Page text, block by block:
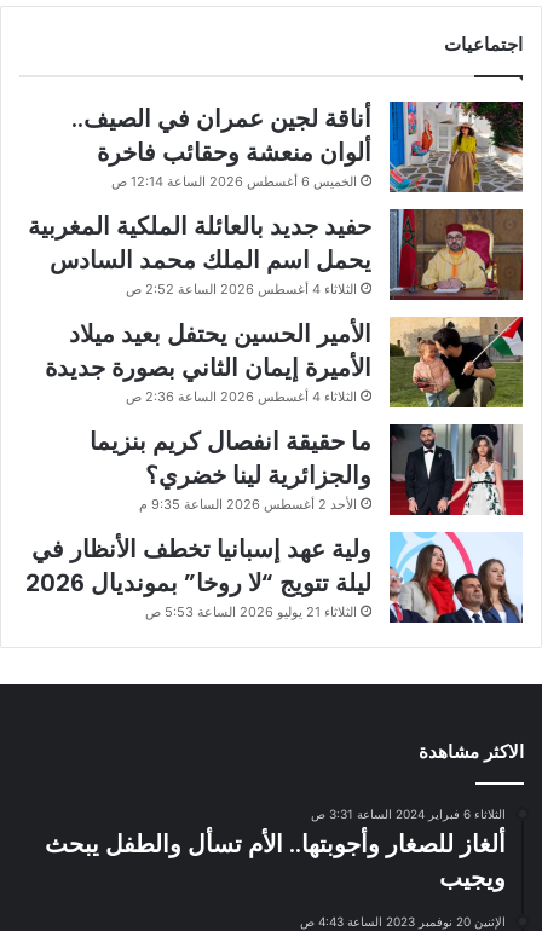
اجتماعيات
أناقة لجين عمران في الصيف..
ألوان منعشة وحقائب فاخرة
الخميس 6 أغسطس 2026 الساعة 12:14 ص
حفيد جديد بالعائلة الملكية المغربية
يحمل اسم الملك محمد السادس
الثلاثاء 4 أغسطس 2026 الساعة 2:52 ص
الأمير الحسين يحتفل بعيد ميلاد
الأميرة إيمان الثاني بصورة جديدة
الثلاثاء 4 أغسطس 2026 الساعة 2:36 ص
ما حقيقة انفصال كريم بنزيما
والجزائرية لينا خضري؟
الأحد 2 أغسطس 2026 الساعة 9:35 م
ولية عهد إسبانيا تخطف الأنظار في
ليلة تتويج “لا روخا” بمونديال 2026
الثلاثاء 21 يوليو 2026 الساعة 5:53 ص
الاكثر مشاهدة
الثلاثاء 6 فبراير 2024 الساعة 3:31 ص
ألغاز للصغار وأجوبتها.. الأم تسأل والطفل يبحث
ويجيب
الإثنين 20 نوفمبر 2023 الساعة 4:43 ص